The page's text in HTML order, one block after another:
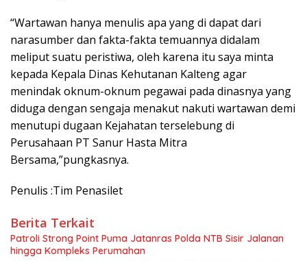
“Wartawan hanya menulis apa yang di dapat dari
narasumber dan fakta-fakta temuannya didalam
meliput suatu peristiwa, oleh karena itu saya minta
kepada Kepala Dinas Kehutanan Kalteng agar
menindak oknum-oknum pegawai pada dinasnya yang
diduga dengan sengaja menakut nakuti wartawan demi
menutupi dugaan Kejahatan terselebung di
Perusahaan PT Sanur Hasta Mitra
Bersama,”pungkasnya.
Penulis :Tim Penasilet
Berita Terkait
Patroli Strong Point Puma Jatanras Polda NTB Sisir Jalanan
hingga Kompleks Perumahan